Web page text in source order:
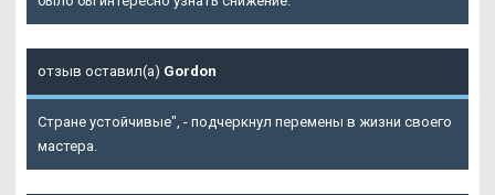
отзыв оставил(а) Gordon
Стране устойчивые", - подчеркнул перемены в жизни своего
мастера.